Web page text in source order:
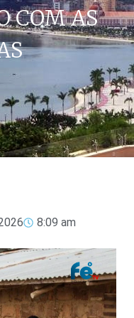
COM AS
8:09 am